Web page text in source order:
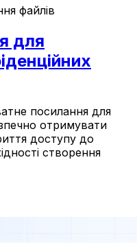
файлів
для
посилання для
отримувати
доступу до
створення